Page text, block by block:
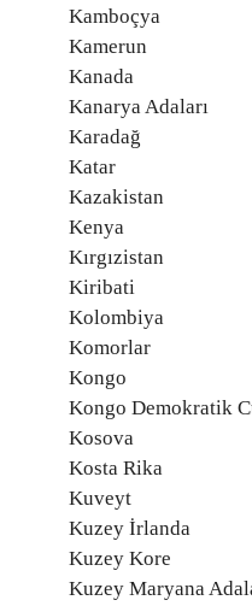
Kamboçya
Kamerun
Kanada
Kanarya Adaları
Karadağ
Katar
Kazakistan
Kenya
Kırgızistan
Kiribati
Kolombiya
Komorlar
Kongo
Kongo Demokratik
Kosova
Kosta Rika
Kuveyt
Kuzey İrlanda
Kuzey Kore
Kuzey Maryana